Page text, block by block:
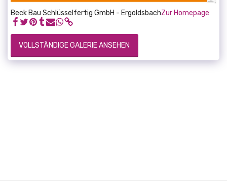
Beck Bau Schlüsselfertig GmbH - ErgoldsbachZur Homepage
VOLLSTÄNDIGE GALERIE ANSEHEN